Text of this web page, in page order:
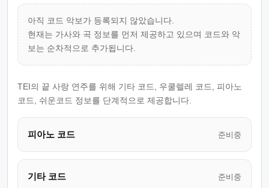
아직 코드 악보가 등록되지 않았습니다.
현재는 가사와 곡 정보를 먼저 제공하고 있으며 코드와 악
보는 순차적으로 추가됩니다.
TEI의 끝 사랑 연주를 위해 기타 코드, 우쿨렐레 코드, 피아노
코드, 쉬운코드 정보를 단계적으로 제공합니다.
피아노 코드 준비중
기타 코드 준비중